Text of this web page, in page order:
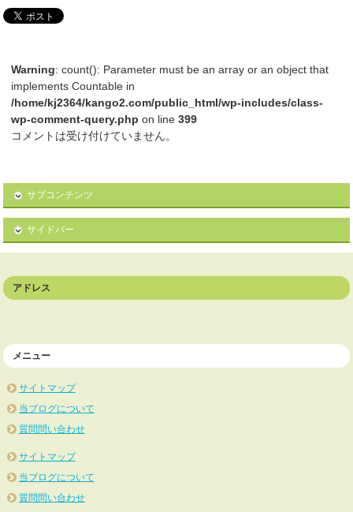
Warning: count(): Parameter must be an array or an object that
implements Countable in
/home/kj2364/kango2.com/public_html/wp-includes/class-
wp-comment-query.php on line399
コメントは受け付けていません。
サブコンテンツ
サイドバー
アドレス
メニュー
サイトマップ
当ブログについて
質問問い合わせ
サイトマップ
当ブログについて
質問問い合わせ